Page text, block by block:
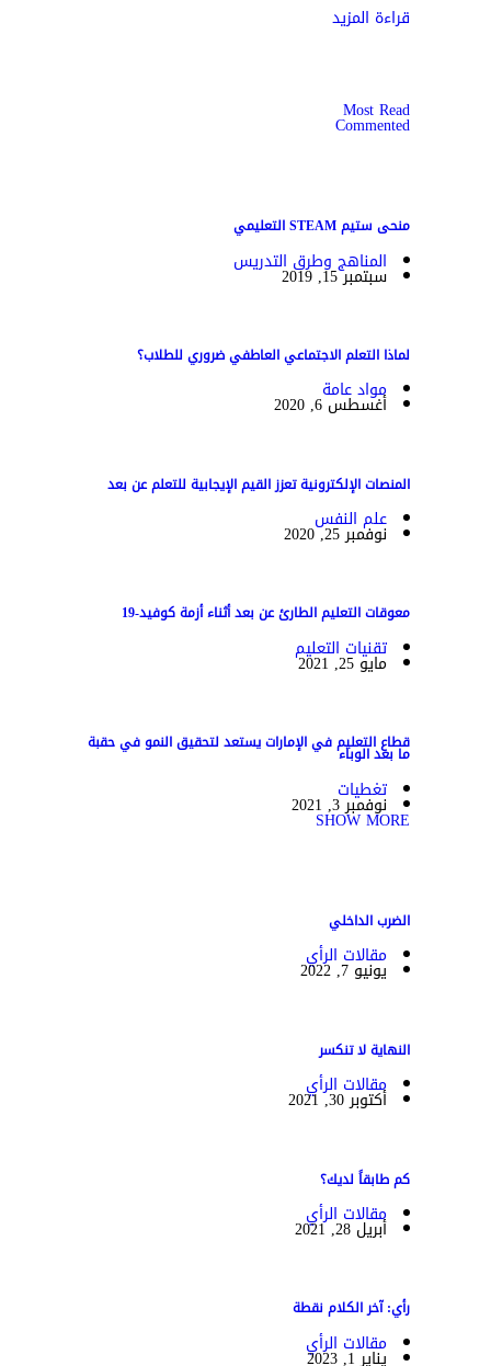
قراءة المزيد
Most Read
Commented
منحى ستيم STEAM التعليمي
المناهج وطرق التدريس
سبتمبر 15, 2019
لماذا التعلم الاجتماعي العاطفي ضروري للطلاب؟
مواد عامة
أغسطس 6, 2020
المنصات الإلكترونية تعزز القيم الإيجابية للتعلم عن بعد
علم النفس
نوفمبر 25, 2020
معوقات التعليم الطارئ عن بعد أثناء أزمة كوفيد-19
تقنيات التعليم
مايو 25, 2021
قطاع التعليم في الإمارات يستعد لتحقيق النمو في حقبة
ما بعد الوباء
تغطيات
نوفمبر 3, 2021
SHOW MORE
الضرب الداخلي
مقالات الرأي
يونيو 7, 2022
النهاية لا تنكسر
مقالات الرأي
أكتوبر 30, 2021
كم طابقاً لديك؟
مقالات الرأي
أبريل 28, 2021
رأي: آخر الكلام نقطة
مقالات الرأي
يناير 1, 2023